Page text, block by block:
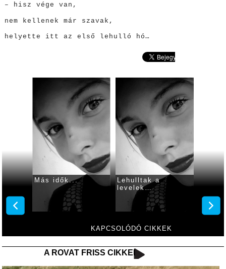
– hisz vége van,
nem kellenek már szavak,
helyette itt az első lehulló hó…
KAPCSOLÓDÓ CIKKEK
Más idők...
Lehulltak a
levelek…
Cím
A ROVAT FRISS CIKKEI